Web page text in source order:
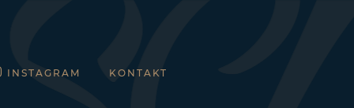
INSTAGRAM KONTAKT